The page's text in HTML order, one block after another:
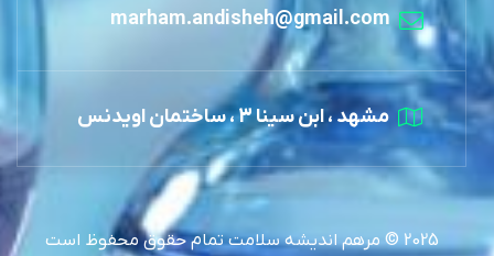
marham.andisheh@gmail.com
مشهد ، ابن سینا 3 ، ساختمان اویدنس
2025 © مرهم اندیشه سلامت تمام حقوق محفوظ است